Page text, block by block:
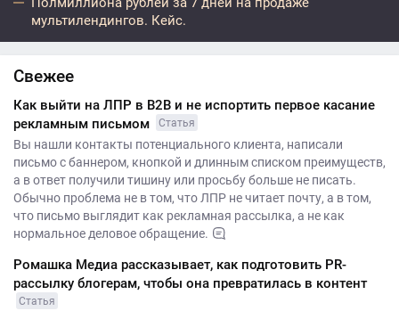
мультилендингов. Кейс.
Свежее
Как выйти на ЛПР в B2B и не испортить первое касание
рекламным письмом
Статья
Вы нашли контакты потенциального клиента, написали
письмо с баннером, кнопкой и длинным списком преимуществ,
а в ответ получили тишину или просьбу больше не писать.
Обычно проблема не в том, что ЛПР не читает почту, а в том,
что письмо выглядит как рекламная рассылка, а не как
нормальное деловое обращение.
Ромашка Медиа рассказывает, как подготовить PR-
рассылку блогерам, чтобы она превратилась в контент
Статья